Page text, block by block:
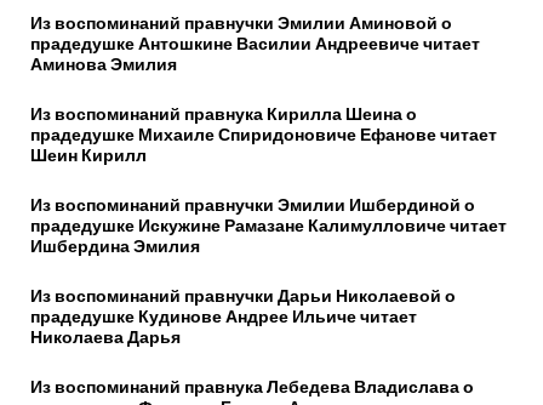
Из воспоминаний правнучки Эмилии Аминовой о
прадедушке Антошкине Василии Андреевиче читает
Аминова Эмилия
Из воспоминаний правнука Кирилла Шеина о
прадедушке Михаиле Спиридоновиче Ефанове читает
Шеин Кирилл
Из воспоминаний правнучки Эмилии Ишбердиной о
прадедушке Искужине Рамазане Калимулловиче читает
Ишбердина Эмилия
Из воспоминаний правнучки Дарьи Николаевой о
прадедушке Кудинове Андрее Ильиче читает
Николаева Дарья
Из воспоминаний правнука Лебедева Владислава о